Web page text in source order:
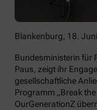
Blankenburg, 18.
Bundesministerin für
Paus, zeigt ihr
gesellschaftliche
Programm „Break
OurGenerationZ